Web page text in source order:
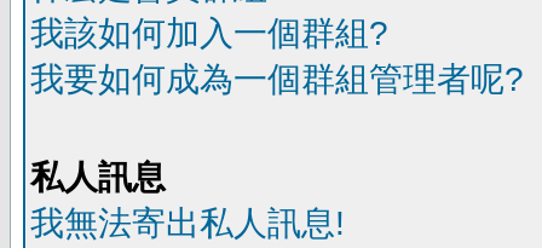
我該如何加入一個群組?
我要如何成為一個群組管理者呢?
私人訊息
我無法寄出私人訊息!